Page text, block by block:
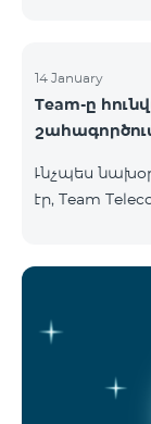
ցանկը ըստ
14 January
Team-ը
Ւնչպես
էր, Team
կունենա
ցանցը
2026թ.-ի
անխափան
նպատակով